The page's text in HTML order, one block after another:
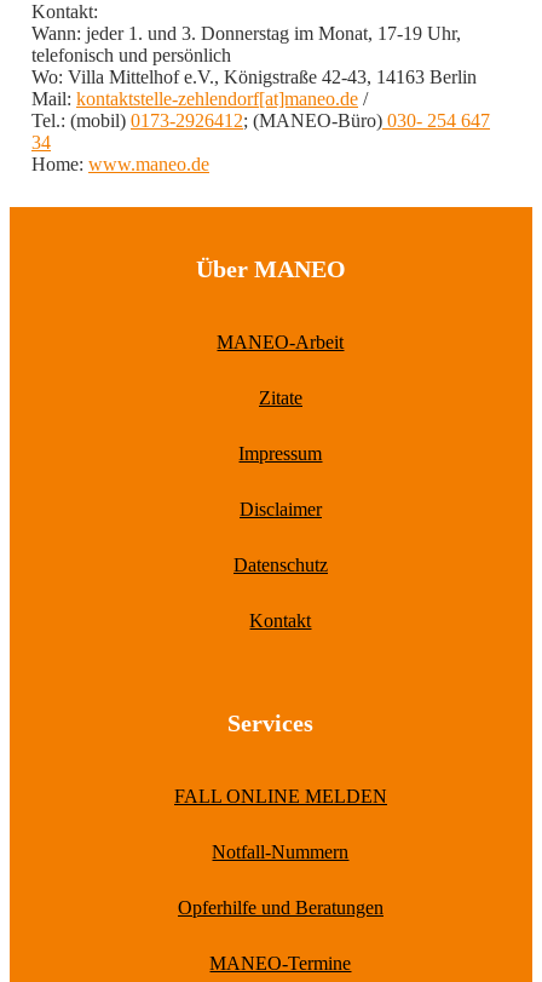
Kontakt:
Wann: jeder 1. und 3. Donnerstag im Monat, 17-19 Uhr,
telefonisch und persönlich
Wo: Villa Mittelhof e.V., Königstraße 42-43, 14163 Berlin
Mail: kontaktstelle-zehlendorf[at]maneo.de /
Tel.: (mobil) 0173-2926412; (MANEO-Büro) 030- 254 647
34
Home: www.maneo.de
Über MANEO
MANEO-Arbeit
Zitate
Impressum
Disclaimer
Datenschutz
Kontakt
Services
FALL ONLINE MELDEN
Notfall-Nummern
Opferhilfe und Beratungen
MANEO-Termine